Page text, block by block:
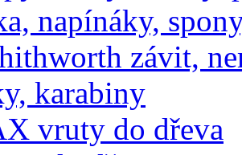
napínáky,
závit,
karabiny
vruty do dřeva